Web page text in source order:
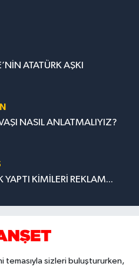
ATATÜRK AŞKI
NASIL ANLATMALIYIZ?
YAPTI KİMİLERİ REKLAM...
sizleri buluştururken,